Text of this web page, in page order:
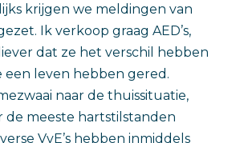
krijgen we meldingen van
Ik verkoop graag AED’s,
dat ze het verschil hebben
een leven hebben gered.
naar de thuissituatie,
de meeste hartstilstanden
VvE’s hebben inmiddels